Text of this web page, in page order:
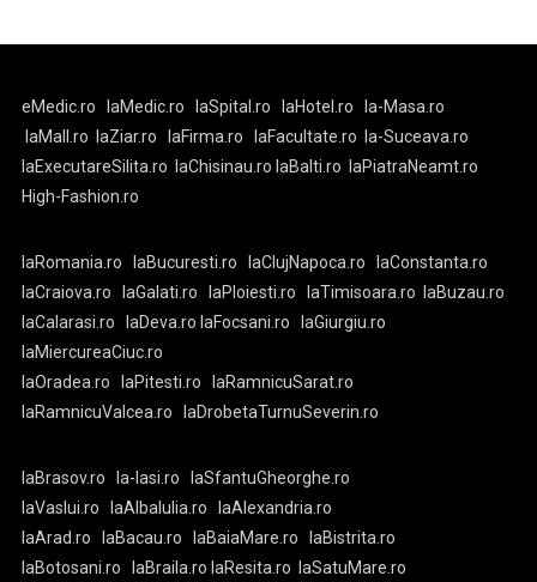
eMedic.ro laMedic.ro laSpital.ro laHotel.ro
la-Masa.ro
laMall.ro
laZiar.ro laFirma.ro laFacultate.ro
la-Suceava.ro
laExecutareSilita.ro
laChisinau.ro laBalti.ro
laPiatraNeamt.ro
High-Fashion.ro
laRomania.ro laBucuresti.ro laClujNapoca.ro
laConstanta.ro
laCraiova.ro
laGalati.ro laPloiesti.ro laTimisoara.ro
laBuzau.ro
laCalarasi.ro
laDeva.ro laFocsani.ro
laGiurgiu.ro
laMiercureaCiuc.ro
laOradea.ro
laPitesti.ro
laRamnicuSarat.ro
laRamnicuValcea.ro
laDrobetaTurnuSeverin.ro
laBrasov.ro la-Iasi.ro
laSfantuGheorghe.ro
laVaslui.ro
laAlbaIulia.ro
laAlexandria.ro
laArad.ro
laBacau.ro laBaiaMare.ro
laBistrita.ro
laBotosani.ro
laBraila.ro laResita.ro laSatuMare.ro